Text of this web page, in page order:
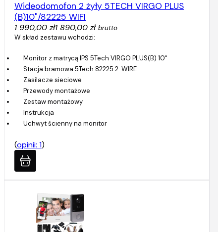
Wideodomofon 2 żyły 5TECH VIRGO PLUS
(B)10"/82225 WIFI
1 990,00 zł1 890,00 zł brutto
W skład zestawu wchodzi:
Monitor z matrycą IPS 5Tech VIRGO PLUS(B) 10"
Stacja bramowa 5Tech 82225 2-WIRE
Zasilacze sieciowe
Przewody montażowe
Zestaw montażowy
Instrukcja
Uchwyt ścienny na monitor
(opinii: 1)